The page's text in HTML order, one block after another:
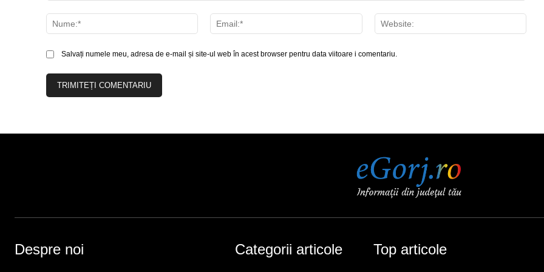
Nume:*
Email:*
Salvați numele meu, adresa de e-mail și site-ul web în acest browser pentru data viitoare i comentariu.
Despre noi Categorii articole Top articole